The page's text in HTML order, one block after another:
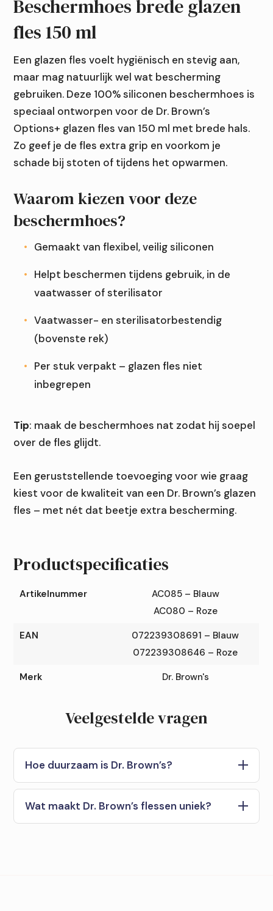
Beschermhoes brede glazen
fles 150 ml
Een glazen fles voelt hygiënisch en stevig aan,
maar mag natuurlijk wel wat bescherming
gebruiken. Deze 100% siliconen beschermhoes is
speciaal ontworpen voor de Dr. Brown’s
Options+ glazen fles van 150 ml met brede hals.
Zo geef je de fles extra grip en voorkom je
schade bij stoten of tijdens het opwarmen.
Waarom kiezen voor deze
beschermhoes?
Gemaakt van flexibel, veilig siliconen
Helpt beschermen tijdens gebruik, in de
vaatwasser of sterilisator
Vaatwasser- en sterilisatorbestendig
(bovenste rek)
Per stuk verpakt – glazen fles niet
inbegrepen
Tip: maak de beschermhoes nat zodat hij soepel
over de fles glijdt.
Een geruststellende toevoeging voor wie graag
kiest voor de kwaliteit van een Dr. Brown’s glazen
fles – met nét dat beetje extra bescherming.
Productspecificaties
Artikelnummer
AC085 – Blauw
AC080 – Roze
EAN
072239308691 – Blauw
072239308646 – Roze
Merk
Dr. Brown's
Veelgestelde vragen
Hoe duurzaam is Dr. Brown’s?
Wat maakt Dr. Brown’s flessen uniek?